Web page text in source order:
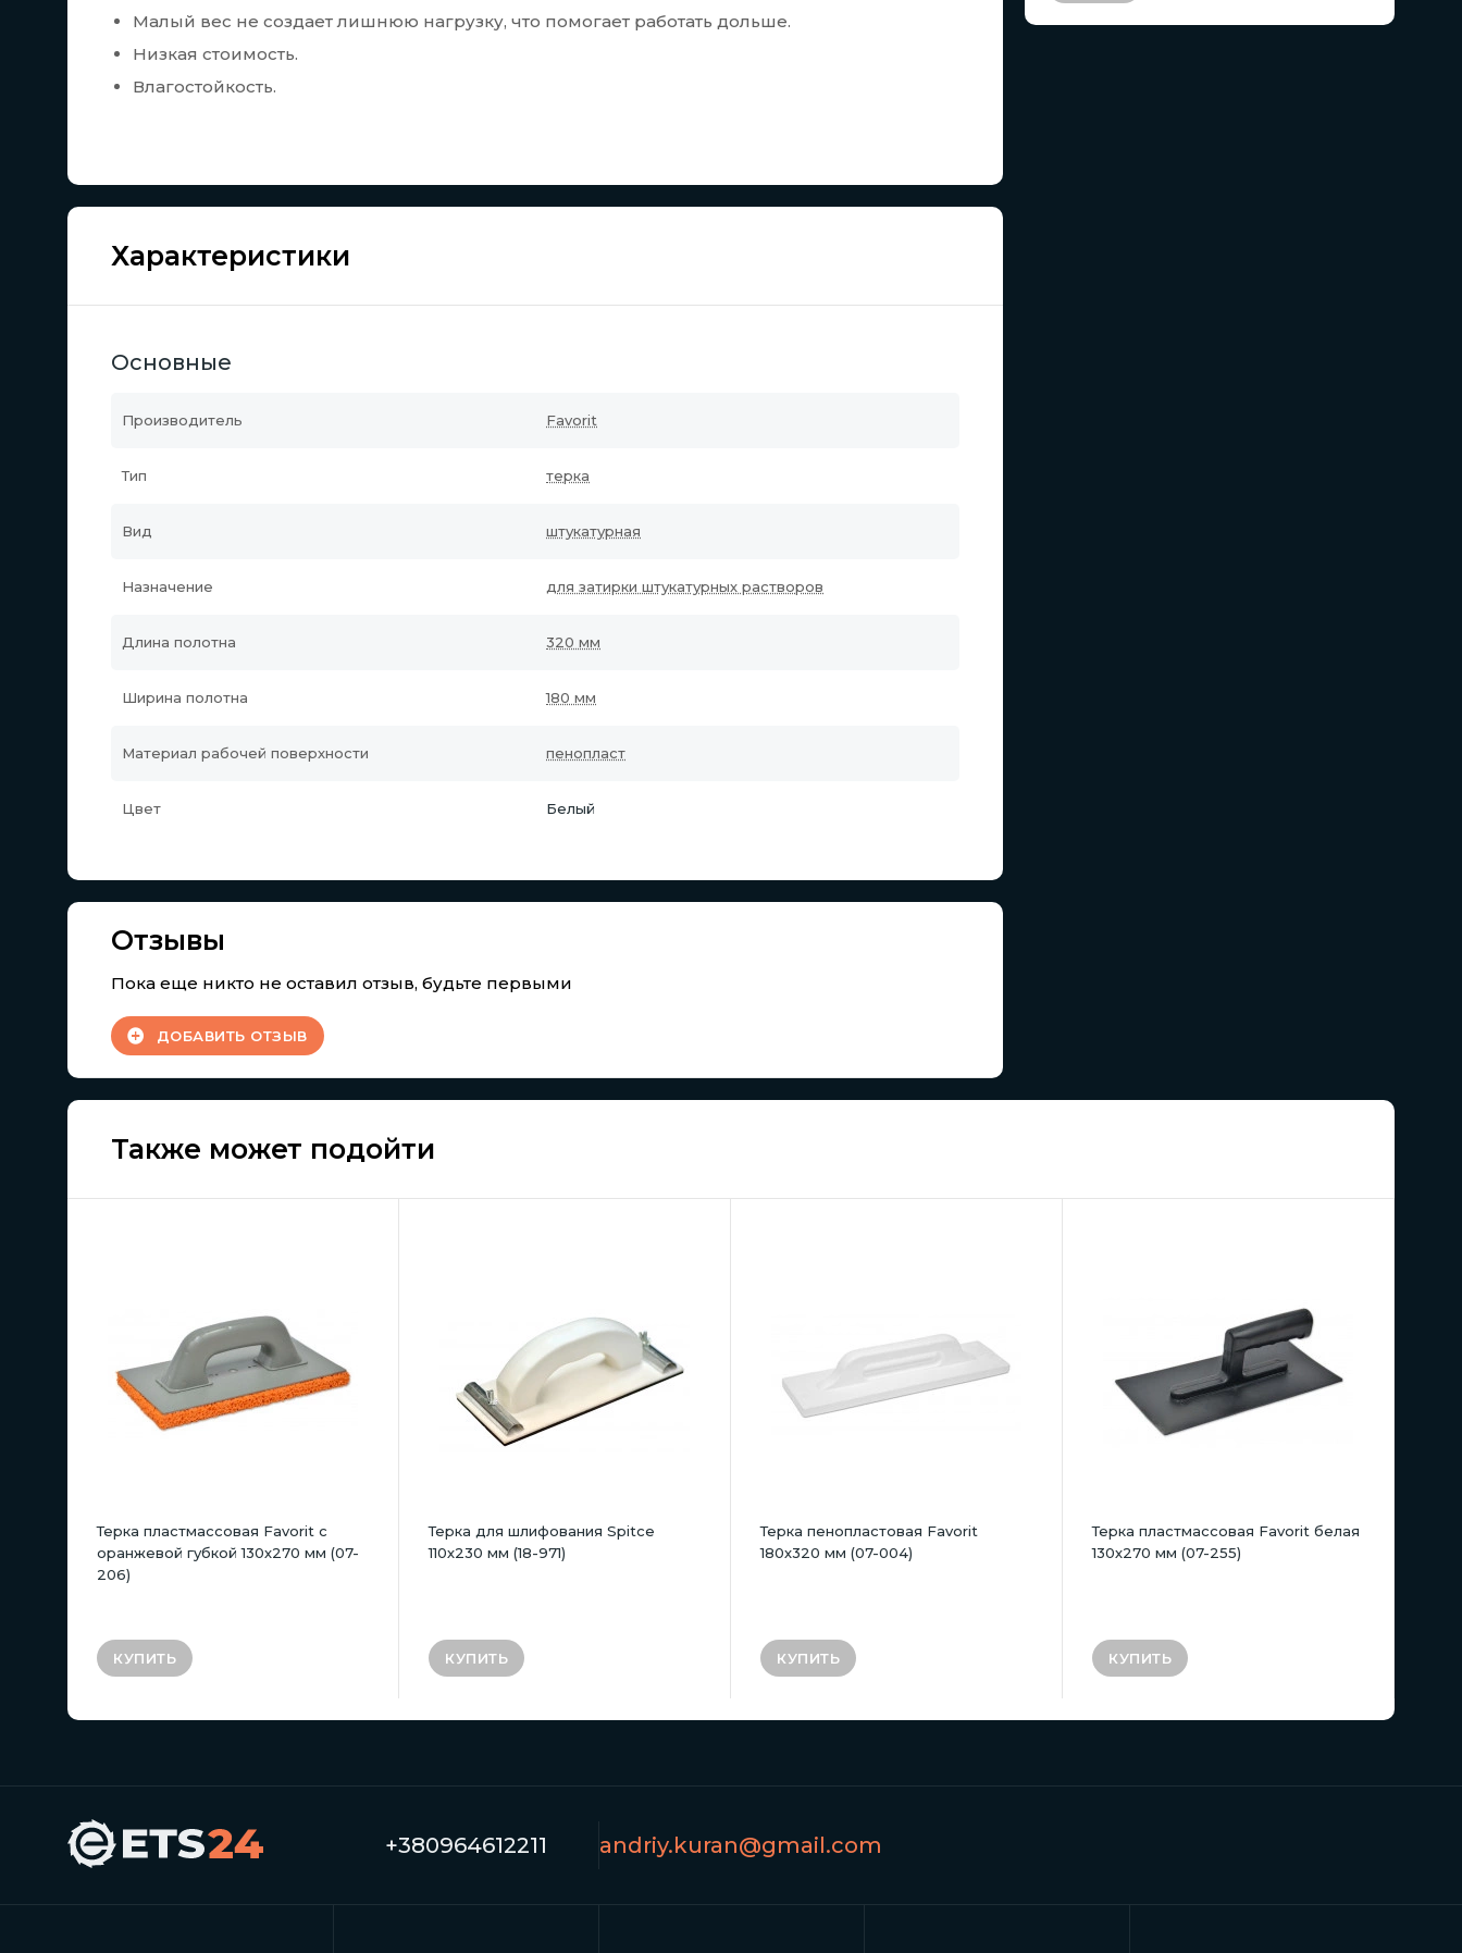
Малый вес не создает лишнюю нагрузку, что помогает работать дольше.
Низкая стоимость.
Влагостойкость.
Характеристики
Основные
Производитель Favorit
Тип терка
Вид штукатурная
Назначение для затирки штукатурных растворов
Длина полотна 320 мм
Ширина полотна 180 мм
Материал рабочей поверхности пенопласт
Цвет Белый
Отзывы
Пока еще никто не оставил отзыв, будьте первыми
ДОБАВИТЬ ОТЗЫВ
Также может подойти
Терка пластмассовая Favorit с
оранжевой губкой 130х270 мм (07-
206)
КУПИТЬ
Терка для шлифования Spitce
110х230 мм (18-971)
КУПИТЬ
Терка пенопластовая Favorit
180х320 мм (07-004)
КУПИТЬ
Терка пластмассовая Favorit белая
130х270 мм (07-255)
КУПИТЬ
+380964612211 andriy.kuran@gmail.com